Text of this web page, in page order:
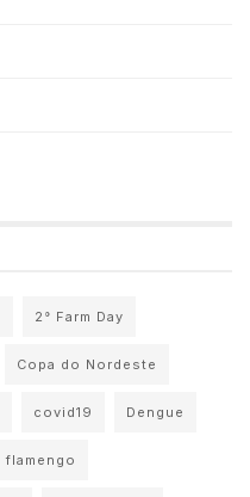
2° Farm Day
Copa do Nordeste
covid19 Dengue
flamengo